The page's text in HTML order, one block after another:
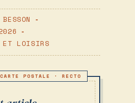
:
ET LOISIRS